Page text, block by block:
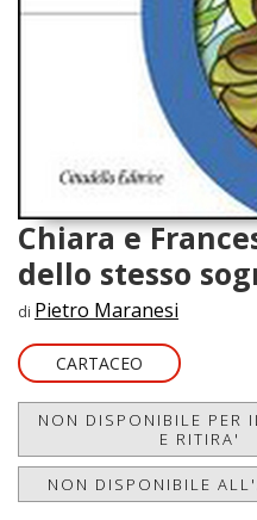
Chiara e
dello stesso
di Pietro Maranesi
CARTACEO
NON DISPONIBILE PER
E RITIRA'
NON DISPONIBILE